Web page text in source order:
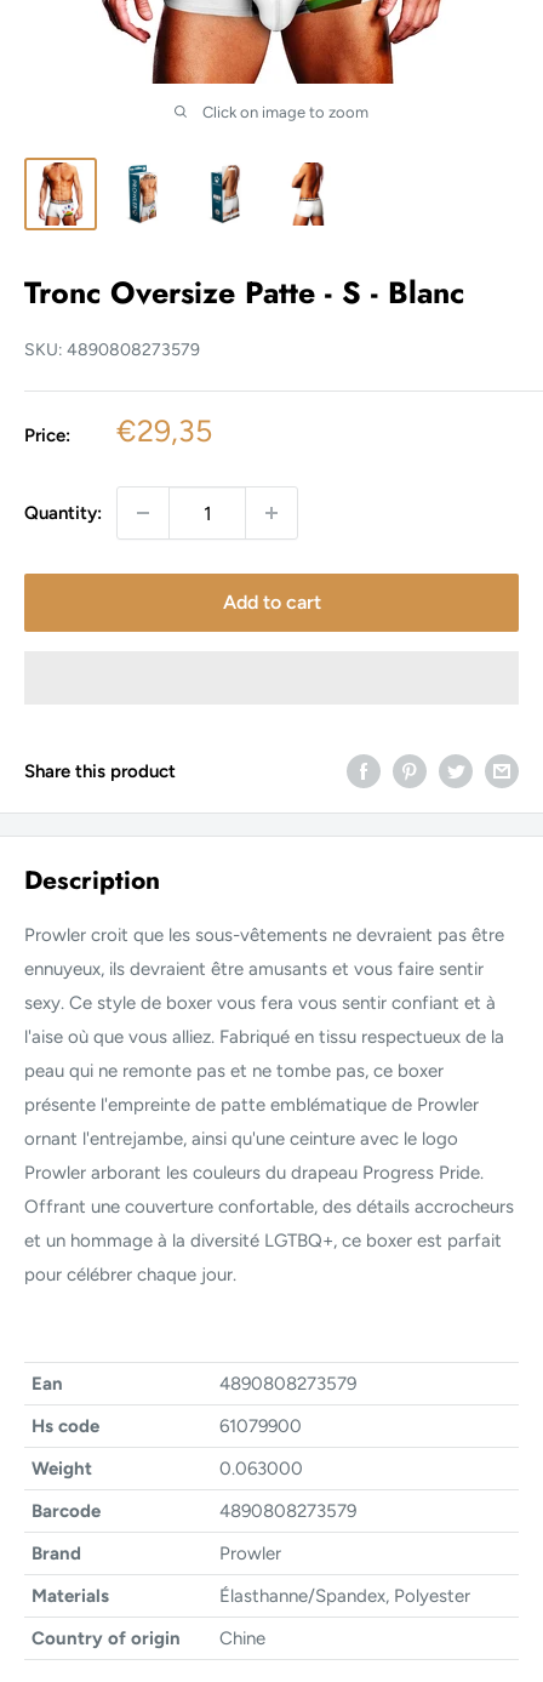
Click on image to zoom
Tronc Oversize Patte - S - Blanc
SKU: 4890808273579
Price:
Sale
€29,35
Quantity:
Add to cart
Share this product
Description
Prowler croit que les sous-vêtements ne devraient pas être
ennuyeux, ils devraient être amusants et vous faire sentir
sexy. Ce style de boxer vous fera vous sentir confiant et à
l'aise où que vous alliez. Fabriqué en tissu respectueux de la
peau qui ne remonte pas et ne tombe pas, ce boxer
présente l'empreinte de patte emblématique de Prowler
ornant l'entrejambe, ainsi qu'une ceinture avec le logo
Prowler arborant les couleurs du drapeau Progress Pride.
Offrant une couverture confortable, des détails accrocheurs
et un hommage à la diversité LGTBQ+, ce boxer est parfait
pour célébrer chaque jour.
Ean
4890808273579
Hs code
61079900
Weight
0.063000
Barcode
4890808273579
Brand
Prowler
Materials
Élasthanne/Spandex, Polyester
Country of origin
Chine